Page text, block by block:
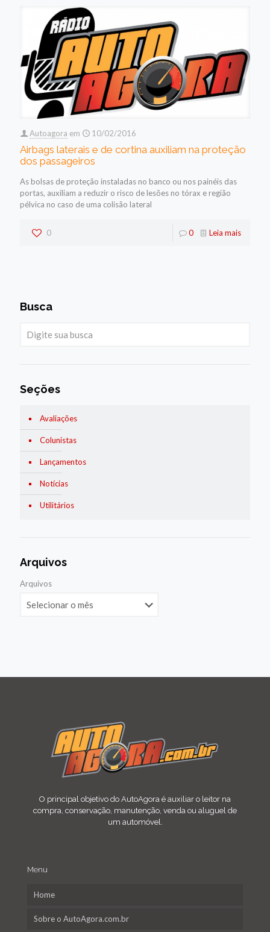
Autoagora em 10/02/2016
Airbags laterais e de cortina auxiliam na proteção
dos passageiros
As bolsas de proteção instaladas no banco ou nos painéis das
portas, auxiliam a reduzir o risco de lesões no tórax e região
pélvica no caso de uma colisão lateral
0 0 Leia mais
Busca
Seções
Avaliações
Colunistas
Lançamentos
Notícias
Utilitários
Arquivos
Arquivos
O principal objetivo do AutoAgora é auxiliar o leitor na
compra, conservação, manutenção, venda ou aluguel de
um automóvel.
Menu
Home
Sobre o AutoAgora.com.br